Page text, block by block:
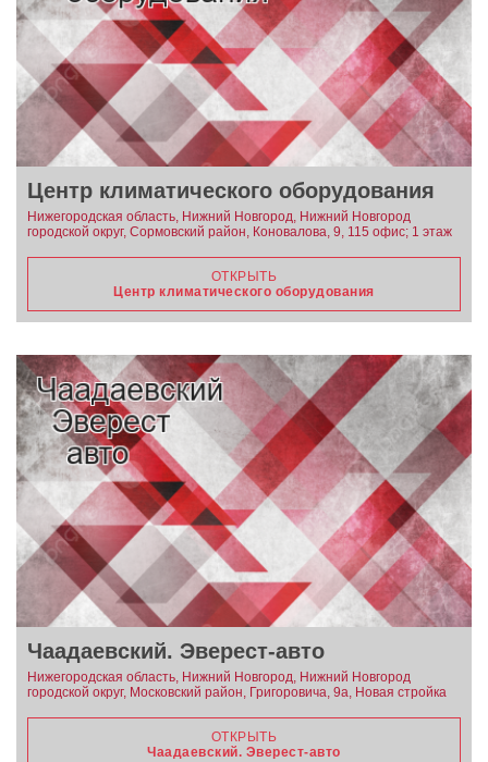
Центр климатического оборудования
Нижегородская область, Нижний Новгород, Нижний Новгород
городской округ, Сормовский район, Коновалова, 9, 115 офис; 1 этаж
ОТКРЫТЬ
Центр климатического оборудования
Чаадаевский. Эверест-авто
Нижегородская область, Нижний Новгород, Нижний Новгород
городской округ, Московский район, Григоровича, 9а, Новая стройка
ОТКРЫТЬ
Чаадаевский. Эверест-авто